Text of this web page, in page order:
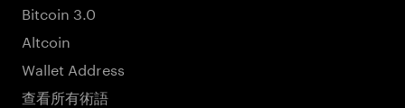
Bitcoin 3.0
Altcoin
Wallet Address
查看所有術語